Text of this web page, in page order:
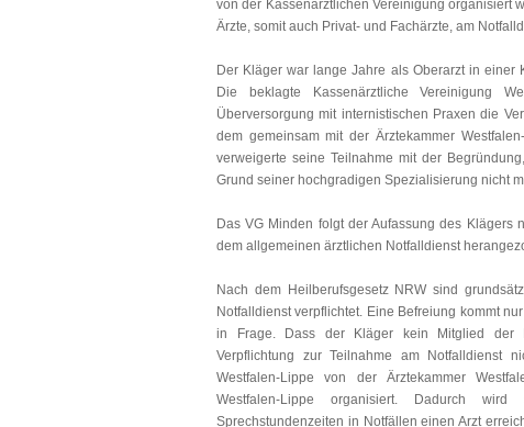
von der Kassenärztlichen Vereinigung organisiert
Ärzte, somit auch Privat- und Fachärzte, am
Der Kläger war lange Jahre als Oberarzt in
Die beklagte Kassenärztliche Vereinigung
Überversorgung mit internistischen Praxen die
dem gemeinsam mit der Ärztekammer
verweigerte seine Teilnahme mit der
Grund seiner hochgradigen Spezialisierung nicht
Das VG Minden folgt der Aufassung des
dem allgemeinen ärztlichen Notfalldienst
Nach dem Heilberufsgesetz NRW sind
Notfalldienst verpflichtet. Eine Befreiung kommt
in Frage. Dass der Kläger kein Mitglied der
Verpflichtung zur Teilnahme am Notfalldienst
Westfalen-Lippe von der Ärztekammer
Westfalen-Lippe organisiert. Dadurch
Sprechstundenzeiten in Notfällen einen Arzt